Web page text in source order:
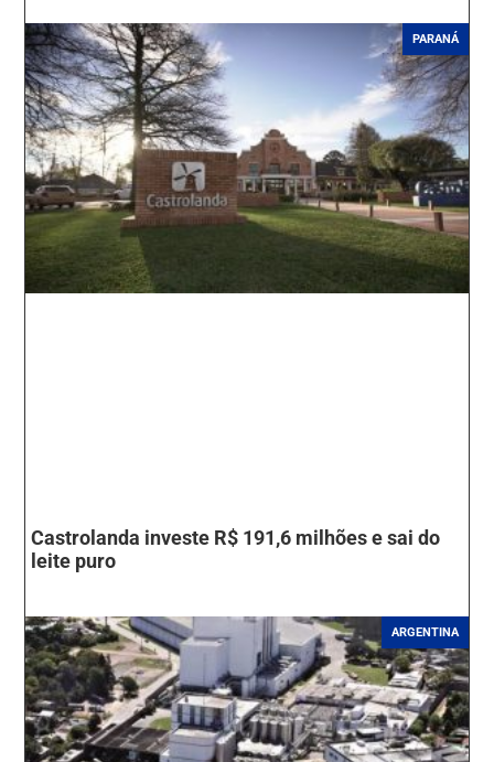
PARANÁ
Castrolanda investe R$ 191,6 milhões e sai do
leite puro
ARGENTINA